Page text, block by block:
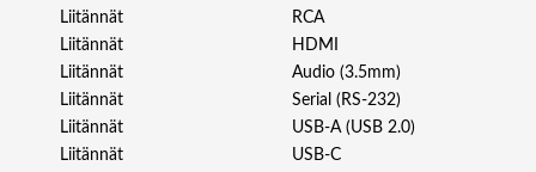
0
0
T
S
1
Liitännät
RCA
Liitännät
HDMI
Liitännät
Audio (3.5mm)
Liitännät
Serial (RS-232)
Liitännät
USB-A (USB 2.0)
Liitännät
USB-C